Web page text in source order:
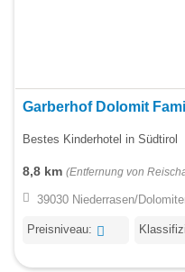
Garberhof Dolomit
Bestes Kinderhotel in Südtirol
8,8 km (Entfernung von
39030 Niederrasen/
Preisniveau: